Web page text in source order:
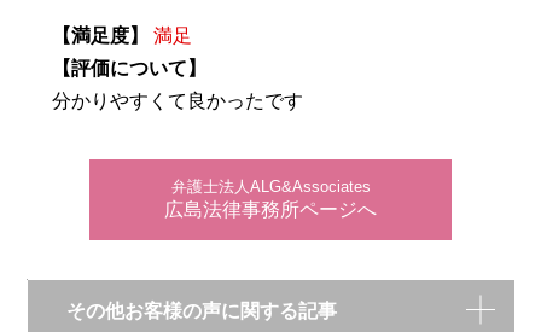
【満足度】
満足
【評価について】
分かりやすくて良かったです
弁護士法人ALG&Associates
広島法律事務所ページへ
その他お客様の声に関する記事